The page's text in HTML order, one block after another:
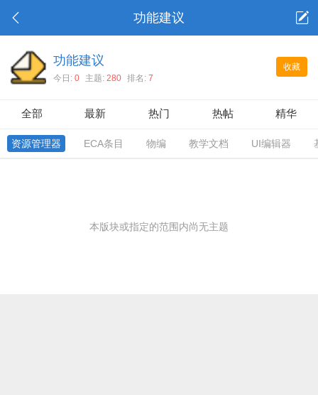
功能建议
收藏
功能建议
今日: 0 主题: 280 排名: 7
全部 最新 热门 热帖 精华
资源管理器 ECA条目 物编 教学文档 UI编辑器
本版块或指定的范围内尚无主题